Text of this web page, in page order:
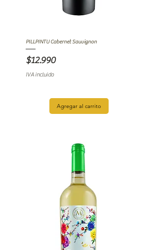
PILLPINTU Cabernet Sauvignon
Precio
$12.990
IVA incluido
Agregar al carrito